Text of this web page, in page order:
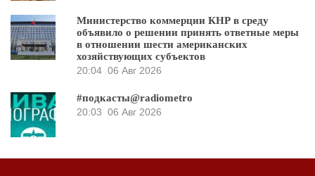
Министерство коммерции КНР в среду
объявило о решении принять ответные меры
в отношении шести американских
хозяйствующих субъектов
20:04 06 Авг 2026
#подкасты@radiometro
20:03 06 Авг 2026